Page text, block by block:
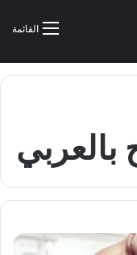
القائمة
بالعربي